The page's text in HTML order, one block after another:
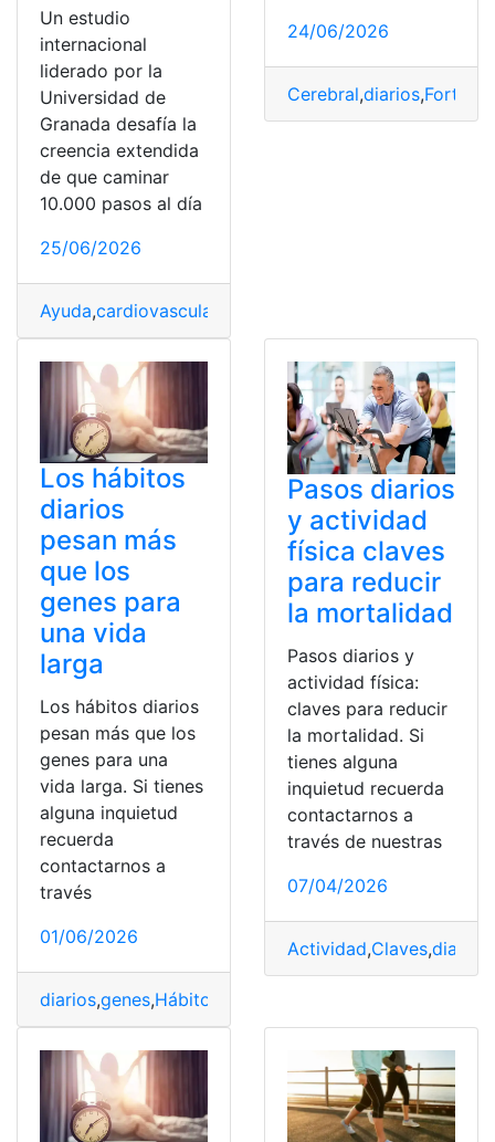
Un estudio
internacional
liderado por la
Universidad de
Granada desafía la
creencia extendida
de que caminar
10.000 pasos al día
25/06/2026
Ayuda,cardiovascular
24/06/2026
Cerebral,diarios,
Los hábitos
diarios
pesan más
que los
genes para
una vida
larga
Los hábitos diarios
pesan más que los
genes para una
vida larga. Si tienes
alguna inquietud
recuerda
contactarnos a
través
01/06/2026
diarios,genes,Hábitos
Pasos diarios
y actividad
física claves
para reducir
la mortalidad
Pasos diarios y
actividad física:
claves para reducir
la mortalidad. Si
tienes alguna
inquietud recuerda
contactarnos a
través de nuestras
07/04/2026
Actividad,Claves,diarios